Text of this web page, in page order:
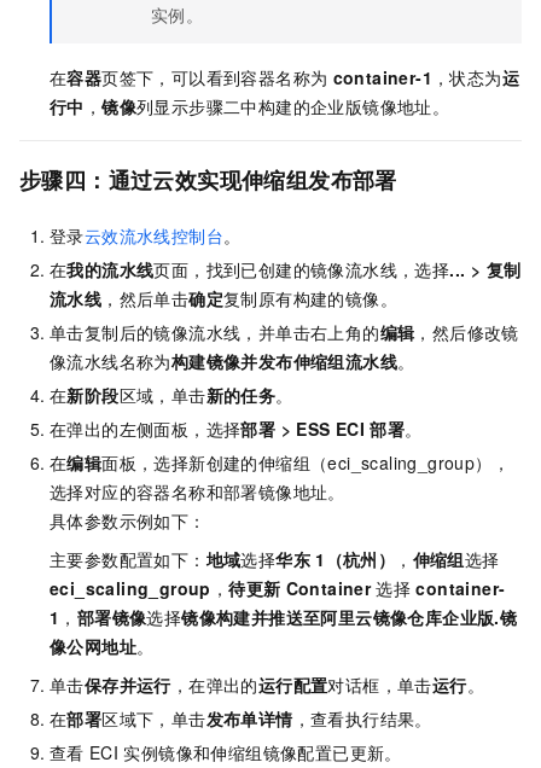
实例。
在容器页签下，可以看到容器名称为 container-1 ，状态为运
行中 ，镜像列显示步骤二中构建的企业版镜像地址。
步骤四：通过云效实现伸缩组发布部署
登录云效流水线控制台。
在我的流水线页面，找到已创建的镜像流水线，选择... > 复制
流水线 ，然后单击确定复制原有构建的镜像。
单击复制后的镜像流水线，并单击右上角的编辑 ，然后修改镜
像流水线名称为构建镜像并发布伸缩组流水线。
在新阶段区域，单击新的任务。
在弹出的左侧面板，选择部署 > ESS ECI 部署。
在编辑面板，选择新创建的伸缩组（eci_scaling_group），
选择对应的容器名称和部署镜像地址。
具体参数示例如下：
主要参数配置如下： 地域选择华东 1（杭州） ， 伸缩组选择
eci_scaling_group ，待更新 Container 选择 container-
1 ， 部署镜像选择镜像构建并推送至阿里云镜像仓库企业版.镜
像公网地址。
单击保存并运行，在弹出的运行配置对话框，单击运行。
在部署区域下，单击发布单详情，查看执行结果。
查看 ECI 实例镜像和伸缩组镜像配置已更新。